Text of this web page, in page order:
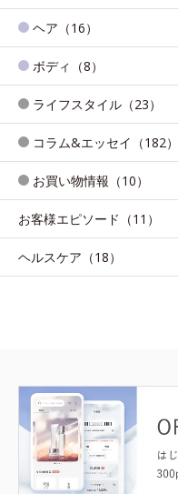
ヘア（16）
ボディ（8）
ライフスタイル（23）
コラム&エッセイ（182）
お買い物情報（10）
お客様エピソード（11）
ヘルスケア（18）